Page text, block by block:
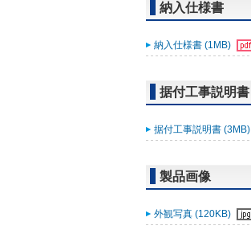
納入仕様書
納入仕様書 (1MB)
据付工事説明書
据付工事説明書 (3MB)
製品画像
外観写真 (120KB)